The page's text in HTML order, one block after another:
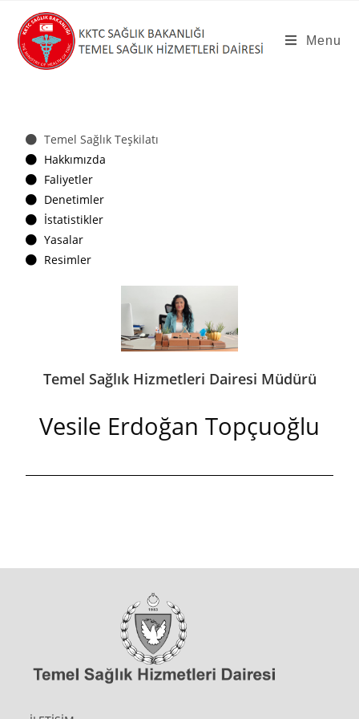
Menu
Temel Sağlık Teşkilatı
Hakkımızda
Faliyetler
Denetimler
İstatistikler
Yasalar
Resimler
Temel Sağlık Hizmetleri Dairesi Müdürü
Vesile Erdoğan Topçuoğlu